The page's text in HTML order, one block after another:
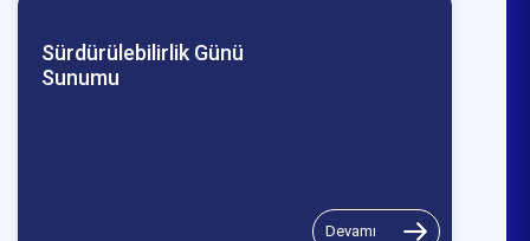
Sürdürülebilirlik Günü
Sunumu
Devamı